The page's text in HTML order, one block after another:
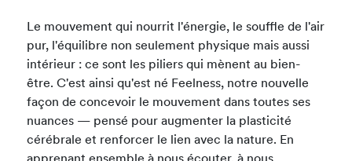
Le mouvement qui nourrit l'énergie, le souffle de l'air
pur, l'équilibre non seulement physique mais aussi
intérieur : ce sont les piliers qui mènent au bien-
être. C'est ainsi qu'est né Feelness, notre nouvelle
façon de concevoir le mouvement dans toutes ses
nuances — pensé pour augmenter la plasticité
cérébrale et renforcer le lien avec la nature. En